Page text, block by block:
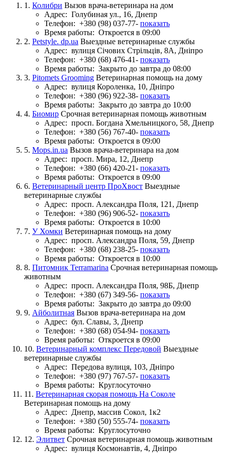
1. Колибри Вызов врача-ветеринара на дом
Адрес: Голубиная ул., 16, Днепр
Телефон: +380 (98) 037-77- показать
Время работы: Откроется в 09:00
2. Petstyle. dp.ua Выездные ветеринарные службы
Адрес: вулиця Січових Стрільців, 8А, Дніпро
Телефон: +380 (68) 476-41- показать
Время работы: Закрыто до завтра до 08:00
3. Pitomets Grooming Ветеринарная помощь на дому
Адрес: вулиця Короленка, 10, Дніпро
Телефон: +380 (96) 922-38- показать
Время работы: Закрыто до завтра до 10:00
4. Биомир Срочная ветеринарная помощь животным
Адрес: просп. Богдана Хмельницкого, 58, Днепр
Телефон: +380 (56) 767-40- показать
Время работы: Откроется в 09:00
5. Mops.in.ua Вызов врача-ветеринара на дом
Адрес: просп. Мира, 12, Днепр
Телефон: +380 (66) 420-21- показать
Время работы: Откроется в 09:00
6. Ветеринарный центр ПроХвост Выездные
ветеринарные службы
Адрес: просп. Александра Поля, 121, Днепр
Телефон: +380 (96) 906-52- показать
Время работы: Откроется в 10:00
7. У Хомки Ветеринарная помощь на дому
Адрес: просп. Александра Поля, 59, Днепр
Телефон: +380 (68) 238-25- показать
Время работы: Откроется в 10:00
8. Питомник Terramarina Срочная ветеринарная помощь
животным
Адрес: просп. Александра Поля, 98Б, Днепр
Телефон: +380 (67) 349-56- показать
Время работы: Закрыто до завтра до 09:00
9. Айболитная Вызов врача-ветеринара на дом
Адрес: бул. Славы, 3, Днепр
Телефон: +380 (68) 054-94- показать
Время работы: Откроется в 09:00
10. Ветеринарный комплекс Передовой Выездные
ветеринарные службы
Адрес: Передова вулиця, 103, Дніпро
Телефон: +380 (97) 767-57- показать
Время работы: Круглосуточно
11. Ветеринарная скорая помощь На Соколе
Ветеринарная помощь на дому
Адрес: Днепр, массив Сокол, 1к2
Телефон: +380 (50) 555-74- показать
Время работы: Круглосуточно
12. Элитвет Срочная ветеринарная помощь животным
Адрес: вулиця Космонавтів, 4, Дніпро